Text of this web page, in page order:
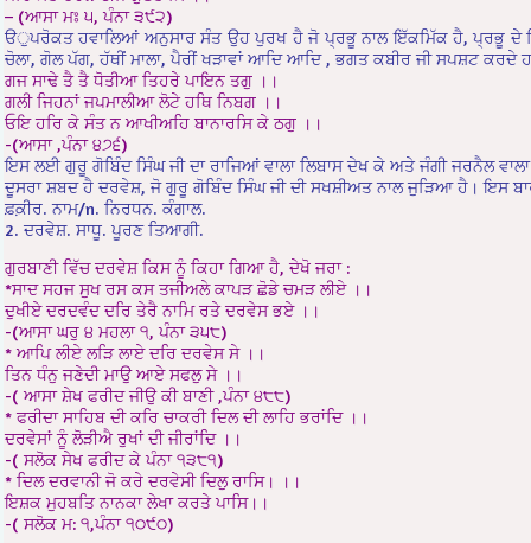
– (ਆਸਾ ਮਃ ੫, ਪੰਨਾ ੩੯੨)
ੳੁਪਰੋਕਤ ਹਵਾਲਿਆਂ ਅਨੁਸਾਰ ਸੰਤ ਉਹ ਪੁਰਖ ਹੈ ਜੋ ਪ੍ਰਭੂ ਨਾਲ ਇੱਕਮਿੱਕ ਹੈ, ਪ੍ਰਭੂ ਦੇ
ਚੋਲਾ, ਗੋਲ ਪੱਗ, ਹੱਥੀਂ ਮਾਲਾ, ਪੈਰੀਂ ਖੜਾਵਾਂ ਆਦਿ ਆਦਿ , ਭਗਤ ਕਬੀਰ ਜੀ ਸਪਸ਼ਟ
ਗਜ ਸਾਢੇ ਤੈ ਤੈ ਧੋਤੀਆ ਤਿਹਰੇ ਪਾਇਨ ਤਗੁ ।।
ਗਲੀ ਜਿਹਨਾਂ ਜਪਮਾਲੀਆ ਲੋਟੇ ਹਥਿ ਨਿਬਗ ।।
ਓਇ ਹਰਿ ਕੇ ਸੰਤ ਨ ਆਖੀਅਹਿ ਬਾਨਾਰਸਿ ਕੇ ਠਗੁ ।।
-(ਆਸਾ ,ਪੰਨਾ ੪੭੬)
ਇਸ ਲਈ ਗੁਰੂ ਗੋਬਿੰਦ ਸਿੰਘ ਜੀ ਦਾ ਰਾਜਿਆਂ ਵਾਲਾ ਲਿਬਾਸ ਦੇਖ ਕੇ ਅਤੇ ਜੰਗੀ ਜਰਨੈਲ
ਦੂਸਰਾ ਸ਼ਬਦ ਹੈ ਦਰਵੇਸ਼, ਜੋ ਗੁਰੂ ਗੋਬਿੰਦ ਸਿੰਘ ਜੀ ਦੀ ਸਖਸ਼ੀਅਤ ਨਾਲ ਜੁੜਿਆ ਹੈ। ਇਸ
ਫ਼ਕ਼ੀਰ. ਨਾਮ/n. ਨਿਰਧਨ. ਕੰਗਾਲ.
2. ਦਰਵੇਸ਼. ਸਾਧੂ. ਪੂਰਣ ਤਿਆਗੀ.
ਗੁਰਬਾਣੀ ਵਿੱਚ ਦਰਵੇਸ਼ ਕਿਸ ਨੂੰ ਕਿਹਾ ਗਿਆ ਹੈ, ਦੇਖੋ ਜਰਾ :
*ਸਾਦ ਸਹਜ ਸੁਖ ਰਸ ਕਸ ਤਜੀਅਲੇ ਕਾਪੜ ਛੋਡੇ ਚਮੜ ਲੀਏ ।।
ਦੁਖੀਏ ਦਰਦਵੰਦ ਦਰਿ ਤੇਰੈ ਨਾਮਿ ਰਤੇ ਦਰਵੇਸ ਭਏ ।।
-(ਆਸਾ ਘਰੁ ੪ ਮਹਲਾ ੧, ਪੰਨਾ ੩੫੮)
* ਆਪਿ ਲੀਏ ਲੜਿ ਲਾਏ ਦਰਿ ਦਰਵੇਸ ਸੇ ।।
ਤਿਨ ਧੰਨੁ ਜਣੇਦੀ ਮਾਉ ਆਏ ਸਫਲੁ ਸੇ ।।
-( ਆਸਾ ਸ਼ੇਖ ਫਰੀਦ ਜੀਉ ਕੀ ਬਾਣੀ ,ਪੰਨਾ ੪੮੮)
* ਫਰੀਦਾ ਸਾਹਿਬ ਦੀ ਕਰਿ ਚਾਕਰੀ ਦਿਲ ਦੀ ਲਾਹਿ ਭਰਾਂਦਿ ।।
ਦਰਵੇਸਾਂ ਨੂੰ ਲੋੜੀਐ ਰੁਖਾਂ ਦੀ ਜੀਰਾਂਦਿ ।।
-( ਸਲੋਕ ਸੇਖ ਫਰੀਦ ਕੇ ਪੰਨਾ ੧੩੮੧)
* ਦਿਲ ਦਰਵਾਨੀ ਜੋ ਕਰੇ ਦਰਵੇਸੀ ਦਿਲੁ ਰਾਸਿ। ।।
ਇਸ਼ਕ ਮੁਹਬਤਿ ਨਾਨਕਾ ਲੇਖਾ ਕਰਤੇ ਪਾਸਿ।।
-( ਸਲੋਕ ਮ: ੧,ਪੰਨਾ ੧੦੯੦)